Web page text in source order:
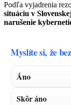
Podľa vyjadrenia
situáciu v
narušenie
Myslíte si, že
Áno
Skôr áno